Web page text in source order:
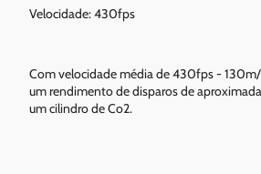
Velocidade: 430fps
Com velocidade média de 430fps - 130m/
um rendimento de disparos de
um cilindro de Co2.